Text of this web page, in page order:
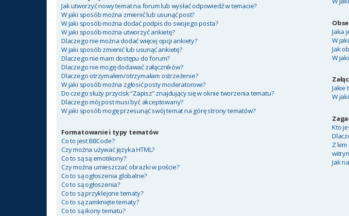
Jak utworzyć nowy temat na forum lub wysłać odpowiedź w temacie?
W jaki sposób można zmienić lub usunąć post?
W jaki sposób można dodać podpis do swojego posta?
W jaki sposób można utworzyć ankietę?
Dlaczego nie można dodać więcej opcji ankiety?
W jaki sposób zmienić lub usunąć ankietę?
Dlaczego nie mam dostępu do forum?
Dlaczego nie mogę dodawać załączników?
Dlaczego otrzymałem/otrzymałam ostrzeżenie?
W jaki sposób można zgłosić posty moderatorowi?
Do czego służy przycisk “Zapisz” znajdujący się w oknie tworzenia tematu?
Dlaczego mój post musi być akceptowany?
W jaki sposób mogę przesunąć swój temat na górę strony tematów?
Formatowanie i typy tematów
Co to jest BBCode?
Czy można używać języka HTML?
Co to są są emotikony?
Czy można umieszczać obrazki w poście?
Co to są ogłoszenia globalne?
Co to są ogłoszenia?
Co to są przyklejone tematy?
Co to są zamknięte tematy?
Co to są ikony tematu?
Jaka
W
Jak
W
Jakie
W
Kto
Z
Jak